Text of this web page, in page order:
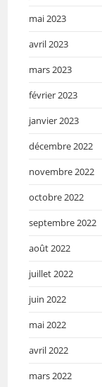
mai 2023
avril 2023
mars 2023
février 2023
janvier 2023
décembre 2022
novembre 2022
octobre 2022
septembre 2022
août 2022
juillet 2022
juin 2022
mai 2022
avril 2022
mars 2022